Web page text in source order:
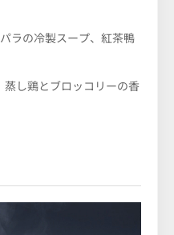
ラの冷製スープ、紅茶鴨
蒸し鶏とブロッコリーの香